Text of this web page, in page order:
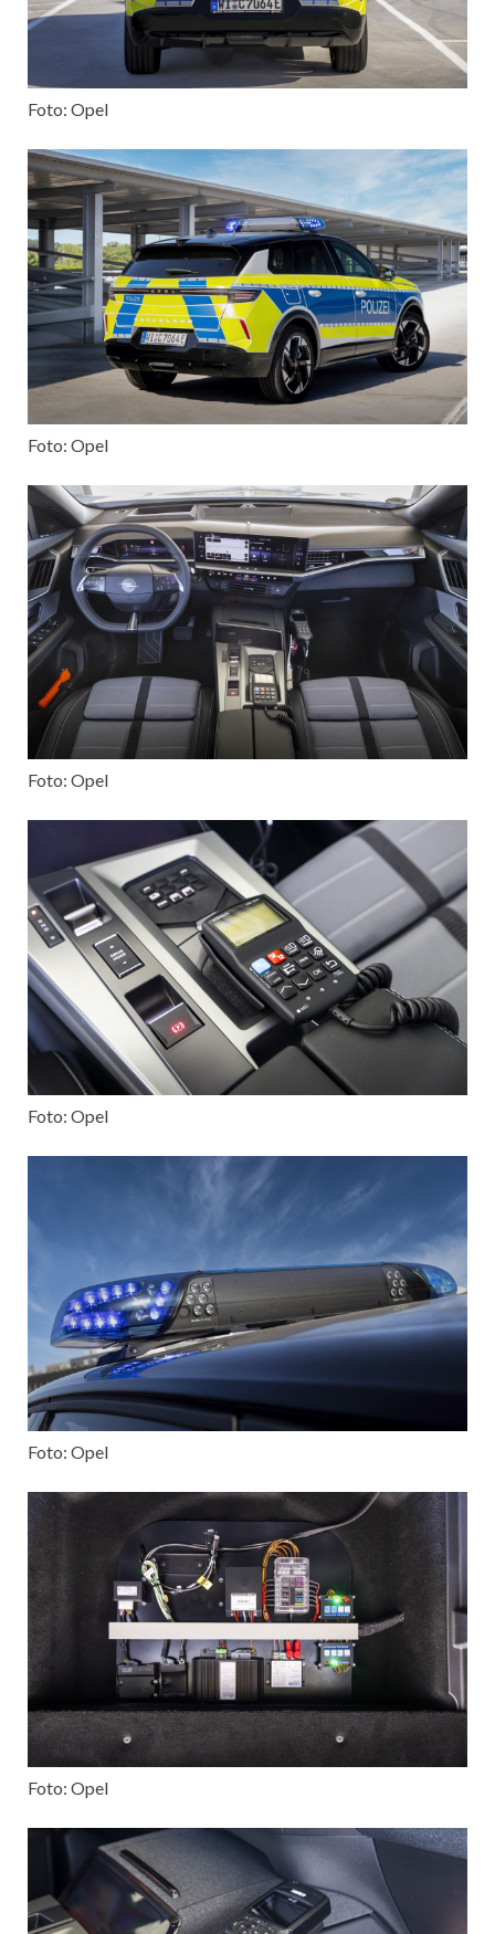
Foto: Opel
Foto: Opel
Foto: Opel
Foto: Opel
Foto: Opel
Foto: Opel